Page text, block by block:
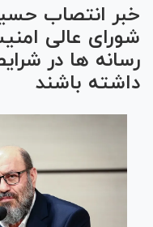
خبر انتصاب
شورای عالی
رسانه ها در
داشته باشند